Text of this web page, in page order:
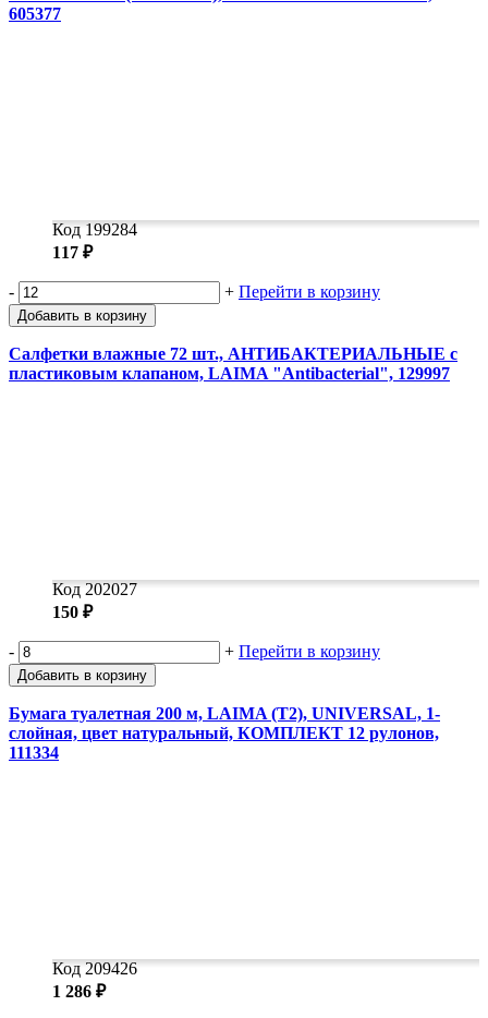
605377
Код 199284
117 ₽
- + Перейти в корзину
Добавить в корзину
Салфетки влажные 72 шт., АНТИБАКТЕРИАЛЬНЫЕ с
пластиковым клапаном, LAIMA "Antibacterial", 129997
Код 202027
150 ₽
- + Перейти в корзину
Добавить в корзину
Бумага туалетная 200 м, LAIMA (T2), UNIVERSAL, 1-
слойная, цвет натуральный, КОМПЛЕКТ 12 рулонов,
111334
Код 209426
1 286 ₽